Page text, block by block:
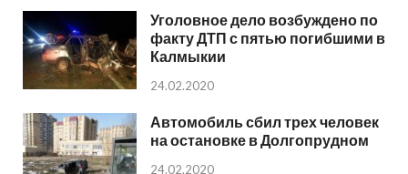
Уголовное дело возбуждено по
факту ДТП с пятью погибшими в
Калмыкии
24.02.2020
Автомобиль сбил трех человек
на остановке в Долгопрудном
24.02.2020